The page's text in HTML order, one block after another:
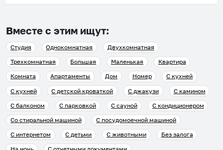
Вместе с этим ищут:
Студия Однокомнатная
Двухкомнатная
Трехкомнатная
Большая Маленькая
Квартира
Комната
Апартаменты Дом Номер
С кухней
С кухней
С детской кроваткой С джакузи
С камином
С балконом
С парковкой С сауной
С кондиционером
Со стиральной машиной
С посудомоечной машиной
С интернетом
С детьми С животными
Без залога